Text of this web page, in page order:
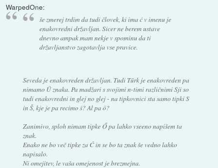
WarpedOne:
še zmerej trdim da tudi človek, ki ima ć v imenu je
enakovredni državljan. Sicer ne berem ustave
dnevno ampak mam nekje v spominu da ti
državljanstvo zagotavlja vse pravice.
Seveda je enakovreden državljan. Tudi Tűrk je enakovreden pa
nimamo Ü znaka. Pa madžari s svojimi n-timi različnimi Sji so
tudi enakovredni in glej no glej - na tipkovnici sta samo tipki S
in Š, kje je pa recimo ś? Al pa ö?
Zanimivo, sploh nimam tipke Ő pa lahko vseeno napišem ta
znak.
Enako ne bo več tipke za Ć in se bo ta znak še vedno lahko
napisalo.
Ni omejitev, le vaša omejenost je brezmejna.